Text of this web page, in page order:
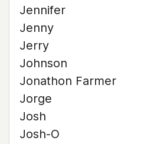
Jennifer
Jenny
Jerry
Johnson
Jonathon Farmer
Jorge
Josh
Josh-O